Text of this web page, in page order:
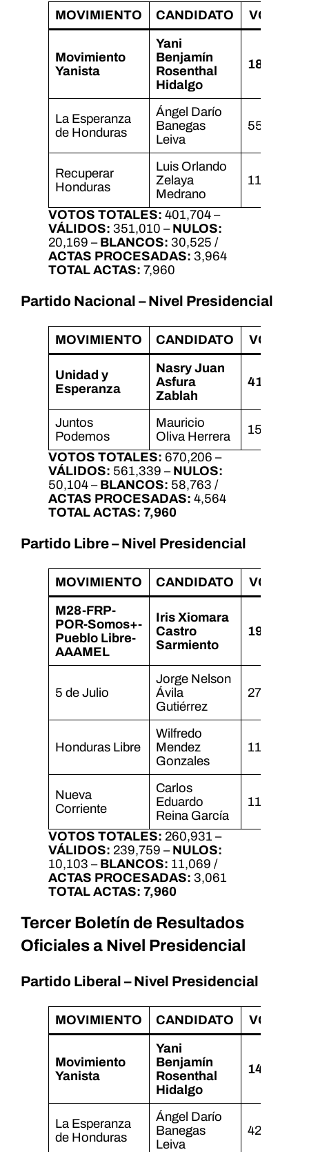
MOVIMIENTO CANDIDATO VOTOS
Movimiento
Yanista
Yani
Benjamín
Rosenthal
Hidalgo
182,089
La Esperanza
de Honduras
Ángel Darío
Banegas
Leiva
55,025
Recuperar
Honduras
Luis Orlando
Zelaya
Medrano
113,896
VOTOS TOTALES: 401,704 –
VÁLIDOS: 351,010 – NULOS:
20,169 – BLANCOS: 30,525 /
ACTAS PROCESADAS: 3,964
TOTAL ACTAS: 7,960
Partido Nacional – Nivel Presidencial
MOVIMIENTO CANDIDATO VOTOS
Unidad y
Esperanza
Nasry Juan
Asfura
Zablah
410,146
Juntos
Podemos
Mauricio
Oliva Herrera
151,193
VOTOS TOTALES: 670,206 –
VÁLIDOS: 561,339 – NULOS:
50,104 – BLANCOS: 58,763 /
ACTAS PROCESADAS: 4,564
TOTAL ACTAS: 7,960
Partido Libre – Nivel Presidencial
MOVIMIENTO CANDIDATO VOTOS
M28-FRP-
POR-Somos+-
Pueblo Libre-
AAAMEL
Iris Xiomara
Castro
Sarmiento
190,276
5 de Julio
Jorge Nelson
Ávila
Gutiérrez
27,100
Honduras Libre
Wilfredo
Mendez
Gonzales
11,192
Nueva
Corriente
Carlos
Eduardo
Reina García
11,191
VOTOS TOTALES: 260,931 –
VÁLIDOS: 239,759 – NULOS:
10,103 – BLANCOS: 11,069 /
ACTAS PROCESADAS: 3,061
TOTAL ACTAS: 7,960
Tercer Boletín de Resultados
Oficiales a Nivel Presidencial
Partido Liberal – Nivel Presidencial
MOVIMIENTO CANDIDATO VOTOS
Movimiento
Yanista
Yani
Benjamín
Rosenthal
Hidalgo
148,075
La Esperanza
de Honduras
Ángel Darío
Banegas
Leiva
42,047